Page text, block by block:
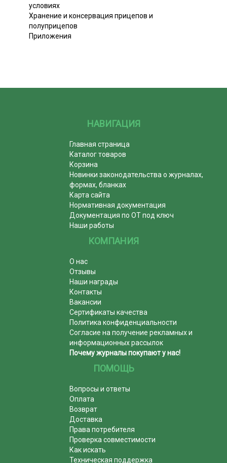
условиях
Хранение и консервация прицепов и
полуприцепов
Приложения
НАВИГАЦИЯ
Главная страница
Каталог товаров
Корзина
Новинки законодательства о журналах,
формах, бланках
Карта сайта
Нормативная документация
Документация по ОТ под ключ
Наши работы
КОМПАНИЯ
О нас
Отзывы
Наши награды
Контакты
Вакансии
Сертификаты качества
Политика конфиденциальности
Согласие на получение рекламных и
информационных рассылок
Почему журналы покупают у нас!
ПОМОЩЬ
Вопросы и ответы
Оплата
Возврат
Доставка
Права потребителя
Проверка совместимости
Как искать
Техническая поддержка